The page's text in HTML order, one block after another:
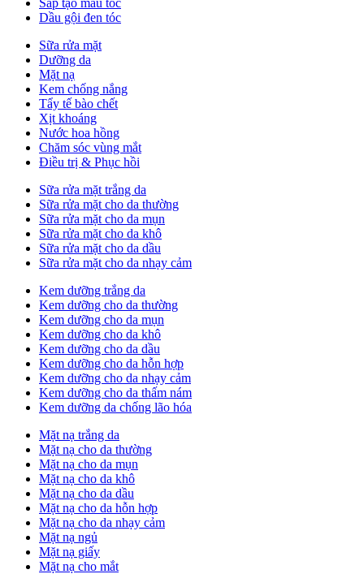
Sáp tạo màu tóc
Dầu gội đen tóc
Sữa rửa mặt
Dưỡng da
Mặt nạ
Kem chống nắng
Tẩy tế bào chết
Xịt khoáng
Nước hoa hồng
Chăm sóc vùng mắt
Điều trị & Phục hồi
Sữa rửa mặt trắng da
Sữa rửa mặt cho da thường
Sữa rửa mặt cho da mụn
Sữa rửa mặt cho da khô
Sữa rửa mặt cho da dầu
Sữa rửa mặt cho da nhạy cảm
Kem dưỡng trắng da
Kem dưỡng cho da thường
Kem dưỡng cho da mụn
Kem dưỡng cho da khô
Kem dưỡng cho da dầu
Kem dưỡng cho da hỗn hợp
Kem dưỡng cho da nhạy cảm
Kem dưỡng cho da thấm nám
Kem dưỡng da chống lão hóa
Mặt nạ trắng da
Mặt nạ cho da thường
Mặt nạ cho da mụn
Mặt nạ cho da khô
Mặt nạ cho da dầu
Mặt nạ cho da hỗn hợp
Mặt nạ cho da nhạy cảm
Mặt nạ ngủ
Mặt nạ giấy
Mặt nạ cho mắt